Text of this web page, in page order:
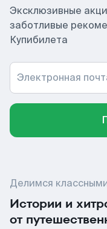
Эксклюзивные
заботливые
Купибилета
Электронная
Делимся
Истории и
от